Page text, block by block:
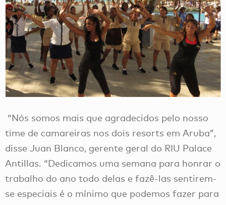
“Nós somos mais que agradecidos pelo nosso
time de camareiras nos dois resorts em Aruba”,
disse Juan Blanco, gerente geral do RIU Palace
Antillas. “Dedicamos uma semana para honrar o
trabalho do ano todo delas e fazê-las sentirem-
se especiais é o mínimo que podemos fazer para